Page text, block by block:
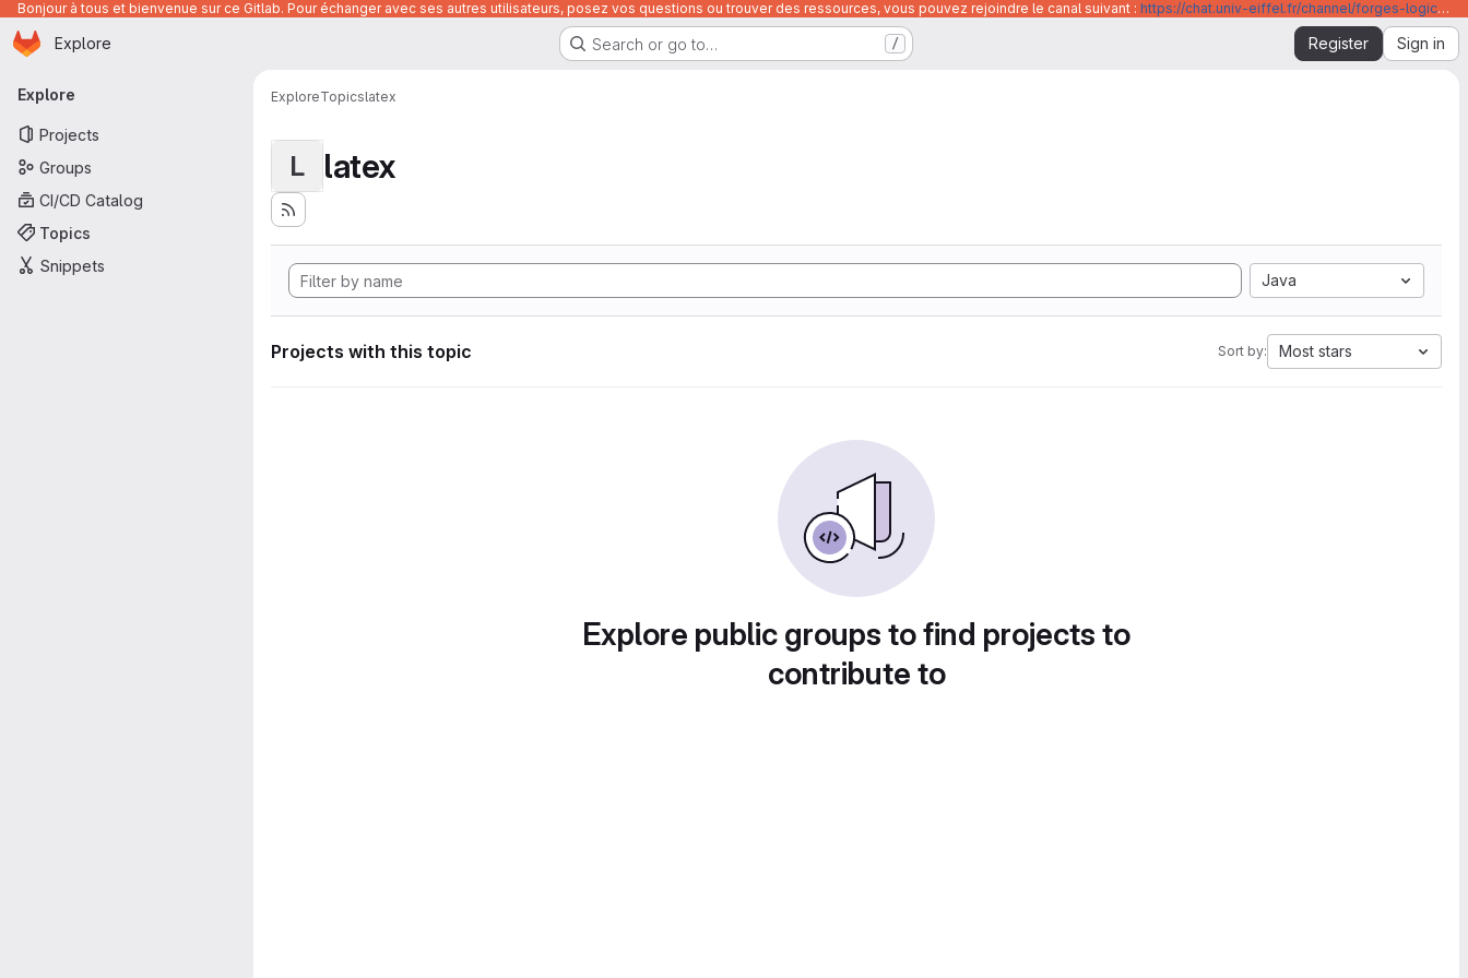
Bonjour à tous et bienvenue sur ce Gitlab. Pour échanger avec ses autres utilisateurs, posez vos questions ou trouver des ressources, vous pouvez rejoindre le canal suivant : https://chat.univ-eiffel.fr/channel/forges-logicielles-github-et-gitlab-universite-gustave-eiffel
Skip to main content
Homepage
Explore Search or go to… / Register Sign in
Primary navigation
Explore
Projects
Groups
CI/CD Catalog
Topics
Snippets
ExploreTopicslatex
L latex
Java
Projects with this topic Sort by: Most stars
Explore public groups to find projects to
contribute to